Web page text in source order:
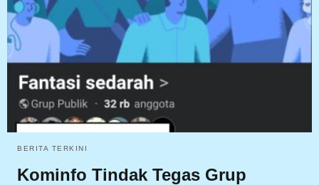
BERITA TERKINI
Kominfo Tindak Tegas Grup